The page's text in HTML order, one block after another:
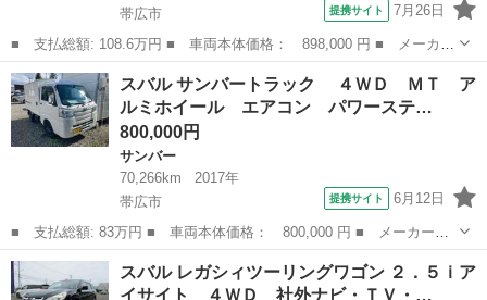
帯広市
提携サイト 7月26日
■ 支払総額: 108.6万円 ■ 車両本体価格： 898,000 円 ■ メーカー
名： スバル ■ 車種名： フォレスター ■ グレード名： ２．０
ＸＳ ４ＷＤ 純正ナビ・ＴＶ・ＣＤ・ＤＶＤ・Ｂｌｕｅｔｏｏｔ
ｈ バックカ...
北海道 帯広市 フォレスター
スバル サンバートラック ４ＷＤ ＭＴ ア
ルミホイール エアコン パワーステ…
800,000円
サンバー
70,266km
2017年
帯広市
提携サイト 6月12日
■ 支払総額: 83万円 ■ 車両本体価格： 800,000 円 ■ メーカー
名： スバル ■ 車種名： サンバートラック ■ グレード名：
４ＷＤ ＭＴ アルミホイール エアコン パワーステアリング 運
北海道 帯広市
スバル レガシィツーリングワゴン ２．５ｉア
イサイト ４ＷＤ 社外ナビ・ＴＶ・…